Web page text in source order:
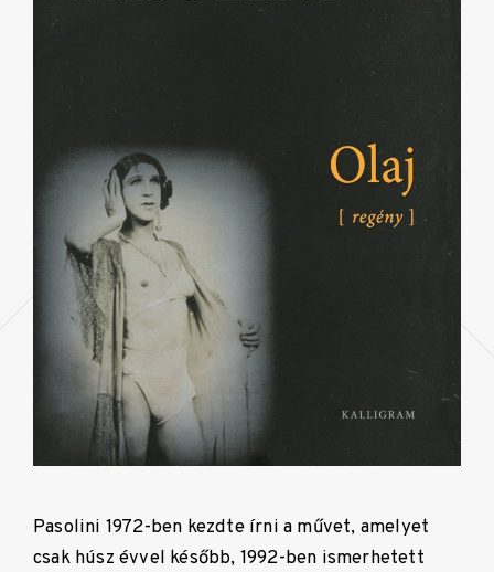
Pasolini 1972-ben kezdte írni a művet, amelyet
csak húsz évvel később, 1992-ben ismerhetett